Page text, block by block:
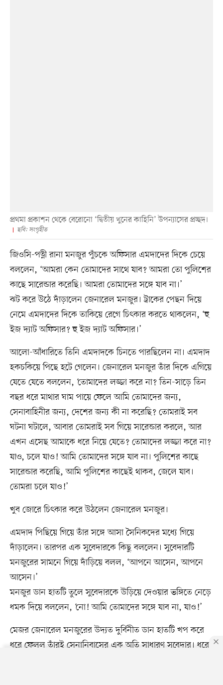
প্রথমা প্রকাশন থেকে বেরোনো ‘দ্বিতীয় খুনের কাহিনি’ উপন্যাসের প্রচ্ছদ।
ছবি: সংগৃহীত
জিওসি-পত্নী রানা মনজুর পুঁচকে অফিসার এমদাদের দিকে চেয়ে
বললেন, ‘আমরা কেন তোমাদের সাথে যাব? আমরা তো পুলিশের
কাছে সারেন্ডার করেছি। আমরা তোমাদের সঙ্গে যাব না।’
ঝট করে উঠে দাঁড়ালেন জেনারেল মনজুর। ট্রাকের পেছন দিয়ে
নেমে এমদাদের দিকে তাকিয়ে রেগে চিৎকার করতে থাকলেন, ‘হু
ইজ দ্যাট অফিসার? হু ইজ দ্যাট অফিসার।’
আলো-আঁধারিতে তিনি এমদাদকে চিনতে পারছিলেন না। এমদাদ
হকচকিয়ে পিছে হটে গেলেন। জেনারেল মনজুর তাঁর দিকে এগিয়ে
যেতে যেতে বললেন, ‘তোমাদের লজ্জা করে না? তিন-সাড়ে তিন
বছর ধরে মাথার ঘাম পায়ে ফেলে আমি তোমাদের জন্য,
সেনাবাহিনীর জন্য, দেশের জন্য কী না করেছি? তোমরাই সব
ঘটনা ঘটালে, আবার তোমরাই সব গিয়ে সারেন্ডার করলে, আর
এখন এসেছ আমাকে ধরে নিয়ে যেতে? তোমাদের লজ্জা করে না?
যাও, চলে যাও! আমি তোমাদের সঙ্গে যাব না। পুলিশের কাছে
সারেন্ডার করেছি, আমি পুলিশের কাছেই থাকব, জেলে যাব।
তোমরা চলে যাও!’
খুব জোরে চিৎকার করে উঠলেন জেনারেল মনজুর।
এমদাদ পিছিয়ে গিয়ে তাঁর সঙ্গে আসা সৈনিকদের মধ্যে গিয়ে
দাঁড়ালেন। তারপর এক সুবেদারকে কিছু বললেন। সুবেদারটি
মনজুরের সামনে গিয়ে দাঁড়িয়ে বলল, ‘আপনে আসেন, আপনে
আসেন।’
মনজুর ডান হাতটি তুলে সুবেদারকে উড়িয়ে দেওয়ার ভঙ্গিতে নেড়ে
ধমক দিয়ে বললেন, ‘নো! আমি তোমাদের সঙ্গে যাব না, যাও!’
মেজর জেনারেল মনজুরের উদ্যত দুর্বিনীত ডান হাতটি খপ করে
ধরে ফেলল তাঁরই সেনানিবাসের এক অতি সাধারণ সুবেদার। ধরে